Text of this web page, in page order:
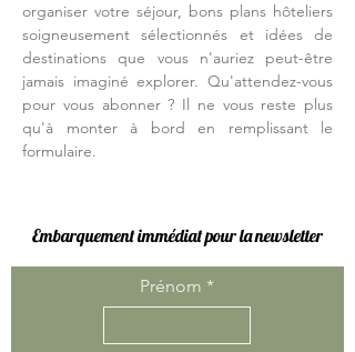
organiser votre séjour, bons plans hôteliers
soigneusement sélectionnés et idées de
destinations que vous n'auriez peut-être
jamais imaginé explorer. Qu'attendez-vous
pour vous abonner ? Il ne vous reste plus
qu'à monter à bord en remplissant le
formulaire.
Embarquement immédiat pour la newsletter
Prénom